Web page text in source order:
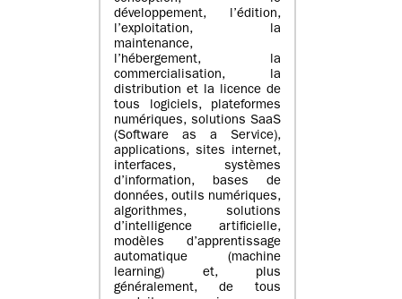
développement, l’édition,
l’exploitation, la
maintenance,
l’hébergement, la
commercialisation, la
distribution et la licence de
tous logiciels, plateformes
numériques, solutions SaaS
(Software as a Service),
applications, sites internet,
interfaces, systèmes
d’information, bases de
données, outils numériques,
algorithmes, solutions
d’intelligence artificielle,
modèles d’apprentissage
automatique (machine
learning) et, plus
généralement, de tous